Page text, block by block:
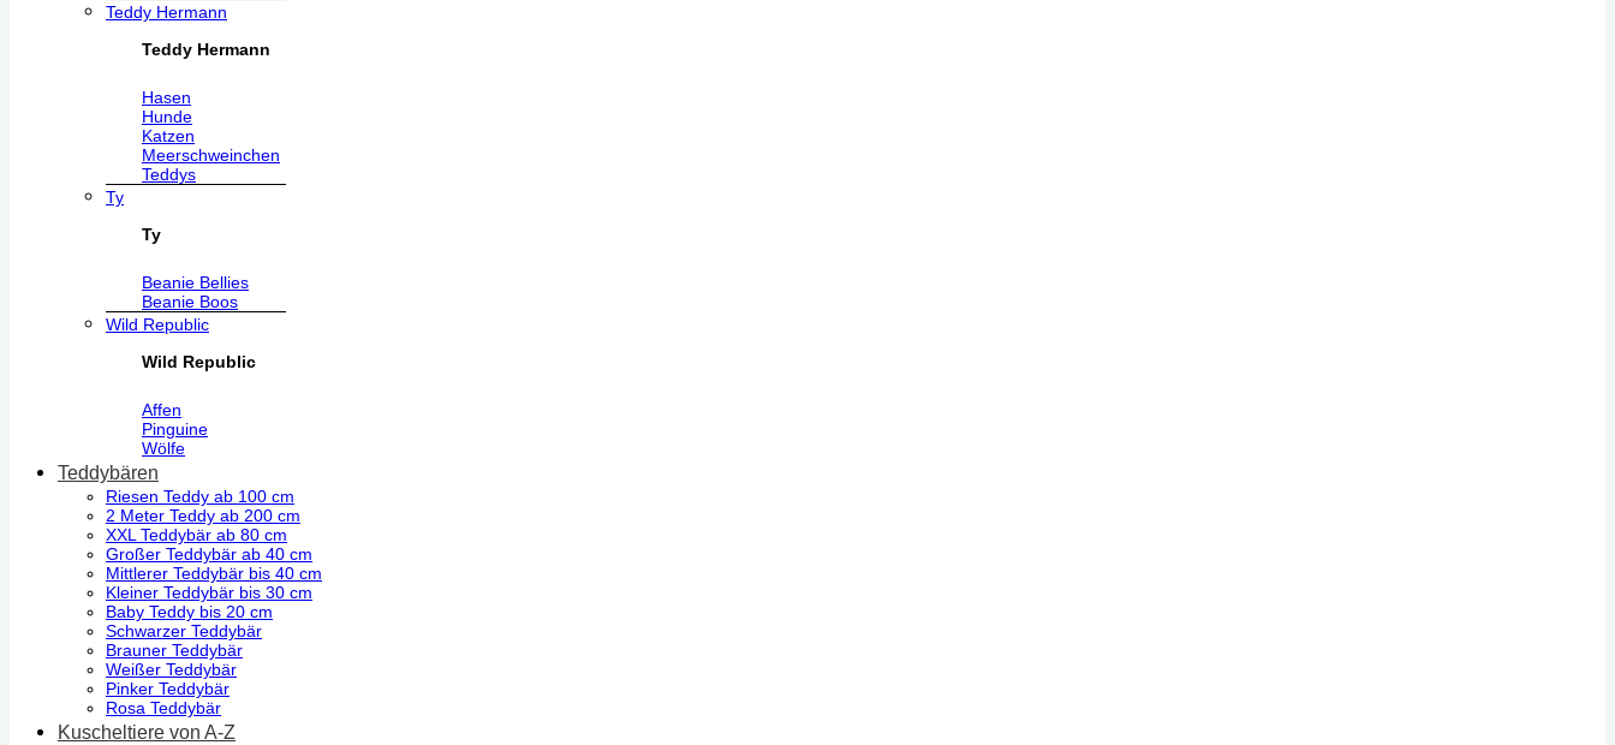
Teddy Hermann
Teddy Hermann
Hasen
Hunde
Katzen
Meerschweinchen
Teddys
Ty
Ty
Beanie Bellies
Beanie Boos
Wild Republic
Wild Republic
Affen
Pinguine
Wölfe
Teddybären
Riesen Teddy ab 100 cm
2 Meter Teddy ab 200 cm
XXL Teddybär ab 80 cm
Großer Teddybär ab 40 cm
Mittlerer Teddybär bis 40 cm
Kleiner Teddybär bis 30 cm
Baby Teddy bis 20 cm
Schwarzer Teddybär
Brauner Teddybär
Weißer Teddybär
Pinker Teddybär
Rosa Teddybär
Kuscheltiere von A-Z